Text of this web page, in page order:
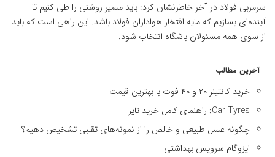
سرمربی فولاد در آخر خاطرنشان کرد: باید مسیر روشنی را طی کنیم تا
آینده‌ای بسازیم که مایه افتخار هواداران فولاد باشد. این راهی است که باید
از سوی همه مسئولان باشگاه انتخاب شود.
آخرین مطالب
خرید کانتینر ۲۰ و ۴۰ فوت با بهترین قیمت
Car Tyres: راهنمای کامل خرید تایر
چگونه عسل طبیعی و خالص را از نمونه‌های تقلبی تشخیص دهیم؟
ایزوگام سرویس بهداشتی